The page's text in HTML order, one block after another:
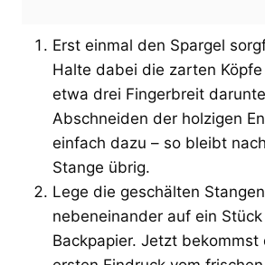
Erst einmal den Spargel
Halte dabei die zarten
etwa drei Fingerbreit
Abschneiden der holzigen
einfach dazu – so bleibt
Stange übrig.
Lege die geschälten
nebeneinander auf ein
Backpapier. Jetzt bekommst